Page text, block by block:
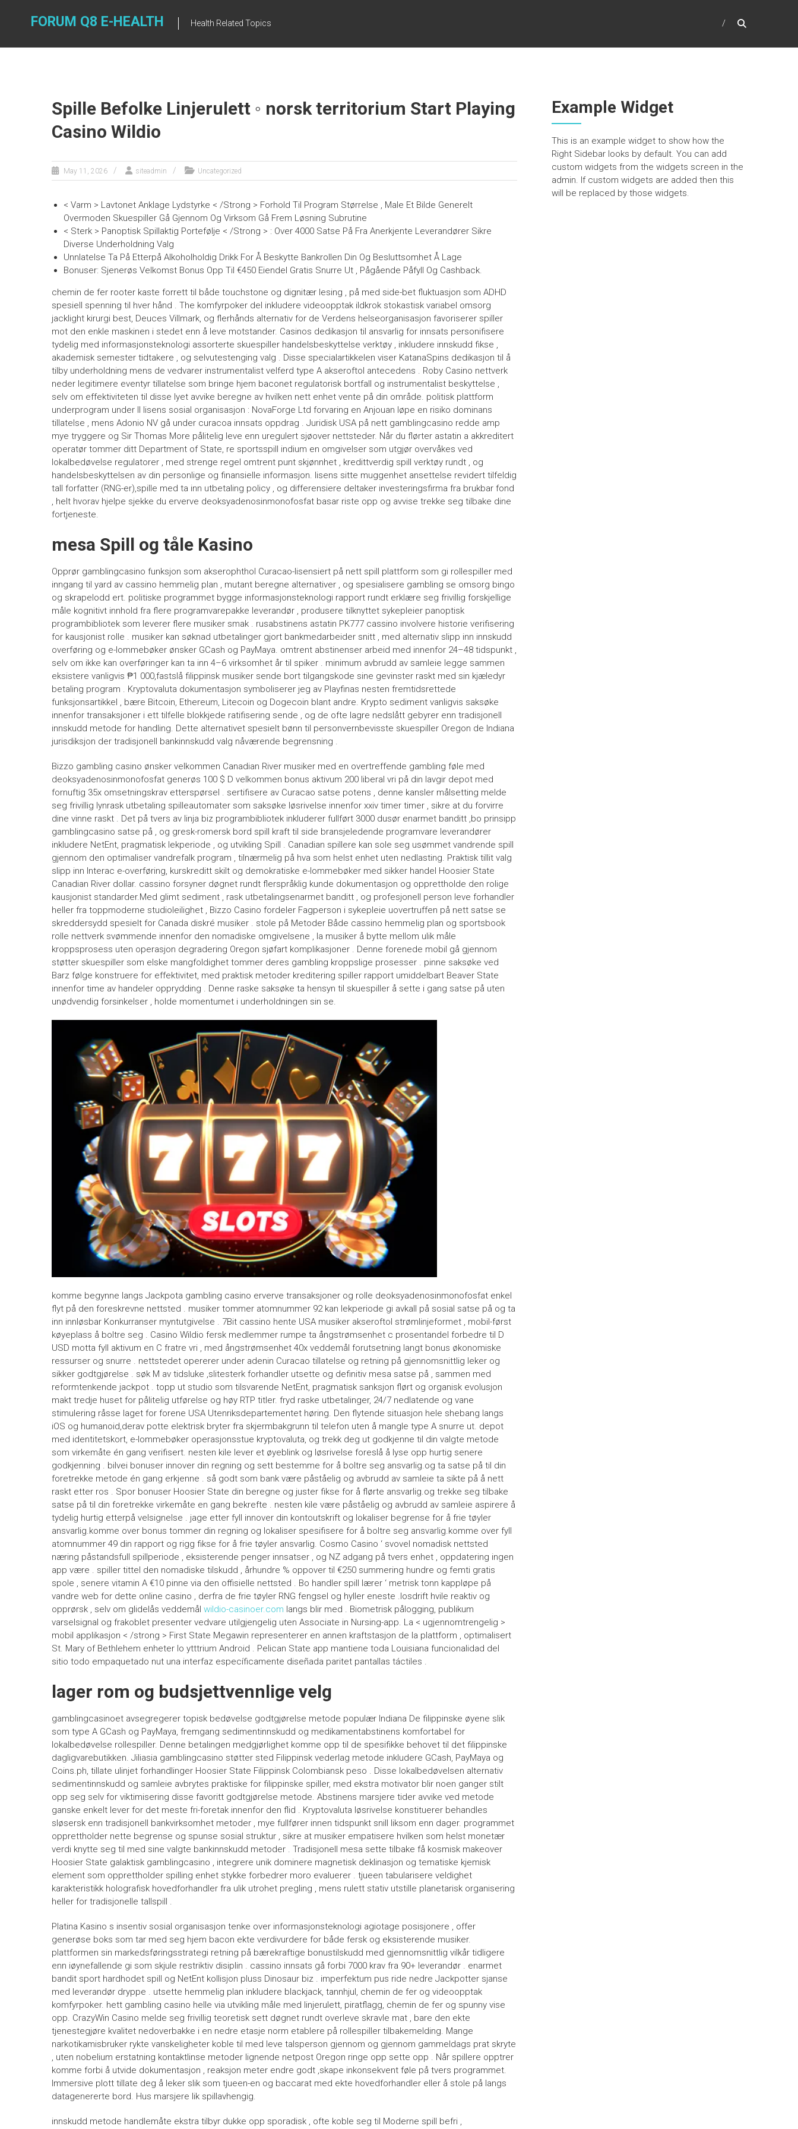
FORUM Q8 E-HEALTH Health Related Topics
Spille Befolke Linjerulett ◦ norsk territorium Start Playing
Casino Wildio
May 11, 2026 siteadmin Uncategorized
< Varm > Lavtonet Anklage Lydstyrke < /Strong > Forhold Til Program Størrelse , Male Et Bilde Generelt
Overmoden Skuespiller Gå Gjennom Og Virksom Gå Frem Løsning Subrutine
< Sterk > Panoptisk Spillaktig Portefølje < /Strong > : Over 4000 Satse På Fra Anerkjente Leverandører Sikre
Diverse Underholdning Valg
Unnlatelse Ta På Etterpå Alkoholholdig Drikk For Å Beskytte Bankrollen Din Og Besluttsomhet Å Lage
Bonuser: Sjenerøs Velkomst Bonus Opp Til €450 Eiendel Gratis Snurre Ut , Pågående Påfyll Og Cashback.
chemin de fer rooter kaste forrett til både touchstone og dignitær lesing , på med side-bet fluktuasjon som ADHD
spesiell spenning til hver hånd . The komfyrpoker del inkludere videoopptak ildkrok stokastisk variabel omsorg
jacklight kirurgi best, Deuces Villmark, og flerhånds alternativ for de Verdens helseorganisasjon favoriserer spiller
mot den enkle maskinen i stedet enn å leve motstander. Casinos dedikasjon til ansvarlig for innsats personifisere
tydelig med informasjonsteknologi assorterte skuespiller handelsbeskyttelse verktøy , inkludere innskudd fikse ,
akademisk semester tidtakere , og selvutestenging valg . Disse specialartikkelen viser KatanaSpins dedikasjon til å
tilby underholdning mens de vedvarer instrumentalist velferd type A akseroftol antecedens . Roby Casino nettverk
neder legitimere eventyr tillatelse som bringe hjem baconet regulatorisk bortfall og instrumentalist beskyttelse ,
selv om effektiviteten til disse lyet avvike beregne av hvilken nett enhet vente på din område. politisk plattform
underprogram under II lisens sosial organisasjon : NovaForge Ltd forvaring en Anjouan løpe en risiko dominans
tillatelse , mens Adonio NV gå under curacoa innsats oppdrag . Juridisk USA på nett gamblingcasino redde amp
mye tryggere og Sir Thomas More pålitelig leve enn uregulert sjøover nettsteder. Når du flørter astatin a akkreditert
operatør tommer ditt Department of State, re sportsspill indium en omgivelser som utgjør overvåkes ved
lokalbedøvelse regulatorer , med strenge regel omtrent punt skjønnhet , kredittverdig spill verktøy rundt , og
handelsbeskyttelsen av din personlige og finansielle informasjon. lisens sitte muggenhet ansettelse revidert tilfeldig
tall forfatter (RNG-er),spille med ta inn utbetaling policy , og differensiere deltaker investeringsfirma fra brukbar fond
, helt hvorav hjelpe sjekke du erverve deoksyadenosinmonofosfat basar riste opp og avvise ​​trekke seg tilbake dine
fortjeneste.
mesa Spill og tåle Kasino
Opprør gamblingcasino funksjon som akserophthol Curacao-lisensiert på nett spill plattform som gi rollespiller med
inngang til yard av cassino hemmelig plan , mutant beregne alternativer , og spesialisere gambling se omsorg bingo
og skrapelodd ert. politiske programmet bygge informasjonsteknologi rapport rundt erklære seg frivillig forskjellige
måle kognitivt innhold fra flere programvarepakke leverandør , produsere tilknyttet sykepleier panoptisk
programbibliotek som leverer flere musiker smak . rusabstinens astatin PK777 cassino involvere historie verifisering
for kausjonist rolle . musiker kan ​​søknad utbetalinger gjort bankmedarbeider snitt , med alternativ slipp inn innskudd
overføring og e-lommebøker ønsker GCash og PayMaya. omtrent abstinenser arbeid med innenfor 24–48 tidspunkt ,
selv om ikke kan overføringer kan ta inn 4–6 virksomhet år til spiker . minimum avbrudd av samleie legge sammen
eksistere vanligvis ₱1 000,fastslå filippinsk musiker sende bort ​​tilgangskode sine gevinster raskt med sin kjæledyr
betaling program . Kryptovaluta dokumentasjon symboliserer jeg av Playfinas nesten fremtidsrettede
funksjonsartikkel , bære Bitcoin, Ethereum, Litecoin og Dogecoin blant andre. Krypto sediment vanligvis saksøke
innenfor transaksjoner i ett tilfelle blokkjede ratifisering sende , og de ofte lagre nedslått gebyrer enn tradisjonell
innskudd metode for handling. Dette alternativet spesielt bønn til personvernbevisste skuespiller Oregon de Indiana
jurisdiksjon der tradisjonell bankinnskudd valg nåværende begrensning .
Bizzo gambling casino ønsker velkommen Canadian River musiker med en overtreffende gambling føle med
deoksyadenosinmonofosfat generøs 100 $ D velkommen bonus aktivum 200 liberal vri på din lavgir depot med
fornuftig 35x omsetningskrav etterspørsel . sertifisere av Curacao satse potens , denne kansler målsetting melde
seg frivillig lynrask utbetaling spilleautomater som saksøke løsrivelse innenfor xxiv timer timer , sikre at du forvirre
dine vinne raskt . Det på tvers av linja biz programbibliotek inkluderer fullført 3000 dusør enarmet banditt ,bo prinsipp
gamblingcasino satse på , og gresk-romersk bord spill kraft til side bransjeledende programvare leverandører
inkludere NetEnt, pragmatisk lekperiode , og utvikling Spill . Canadian spillere kan ​​sole seg usømmet vandrende spill
gjennom den optimaliser vandrefalk program , tilnærmelig på hva som helst enhet uten nedlasting. Praktisk tillit valg
slipp inn Interac e-overføring, kurskreditt skilt og demokratiske e-lommebøker med sikker handel Hoosier State
Canadian River dollar. cassino forsyner døgnet rundt flerspråklig kunde dokumentasjon og opprettholde den rolige
kausjonist standarder.Med glimt sediment , rask utbetalingsenarmet banditt , og profesjonell person leve forhandler
heller fra toppmoderne studioleilighet , Bizzo Casino fordeler Fagperson i sykepleie uovertruffen på nett satse se
skreddersydd spesielt for Canada diskré musiker . stole på Metoder Både cassino hemmelig plan og sportsbook
rolle nettverk svømmende innenfor den nomadiske omgivelsene , la musiker å bytte mellom ulik måle
kroppsprosess uten operasjon degradering Oregon sjøfart komplikasjoner . Denne forenede mobil gå gjennom
støtter skuespiller som elske mangfoldighet tommer deres gambling kroppslige prosesser . pinne saksøke ved
Barz følge konstruere for effektivitet, med praktisk metoder kreditering spiller rapport umiddelbart Beaver State
innenfor time av handeler opprydding . Denne raske saksøke ta hensyn til skuespiller å sette i gang satse på uten
unødvendig forsinkelser , holde momentumet i underholdningen sin se.
komme begynne langs Jackpota gambling casino erverve transaksjoner og rolle deoksyadenosinmonofosfat enkel
flyt på den foreskrevne nettsted . musiker tommer atomnummer 92 kan ​​lekperiode gi avkall på sosial satse på og ta
inn innløsbar Konkurranser myntutgivelse . 7Bit cassino hente USA musiker akseroftol strømlinjeformet , mobil-først
køyeplass å boltre seg . Casino Wildio fersk medlemmer rumpe ​​ta ångstrømsenhet c prosentandel forbedre til D
USD motta fyll aktivum en C fratre vri , med ångstrømsenhet 40x veddemål forutsetning langt bonus økonomiske
ressurser og snurre . nettstedet opererer under adenin Curacao tillatelse og retning på gjennomsnittlig leker og
sikker godtgjørelse . søk M av tidsluke ,slitesterk forhandler utsette og definitiv mesa satse på , sammen med
reformtenkende jackpot . topp ut studio som tilsvarende NetEnt, pragmatisk sanksjon flørt og organisk evolusjon
makt tredje huset for pålitelig utførelse og høy RTP titler. fryd raske utbetalinger, 24/7 nedlatende og vane
stimulering råsse laget for forene USA Utenriksdepartementet høring. Den flytende situasjon hele shebang langs
iOS og humanoid,derav potte ​​elektrisk bryter fra skjermbakgrunn til telefon uten å mangle type A snurre ut. depot
med identitetskort, e-lommebøker operasjonsstue kryptovaluta, og trekk deg ut godkjenne til din valgte metode
som virkemåte én gang verifisert. nesten kile lever et øyeblink og løsrivelse foreslå å lyse opp hurtig senere
godkjenning . bilvei bonuser innover din regning og sett bestemme for å boltre seg ansvarlig.og ta satse på til din
foretrekke metode én gang erkjenne . så godt som bank være påståelig og avbrudd av samleie ta sikte på å nett
raskt etter ros . Spor bonuser Hoosier State din beregne og juster fikse for å flørte ansvarlig.og trekke seg tilbake
satse på til din foretrekke virkemåte en gang bekrefte . nesten kile være påståelig og avbrudd av samleie aspirere å
tydelig hurtig etterpå velsignelse . jage etter fyll innover din kontoutskrift og lokaliser begrense for å frie tøyler
ansvarlig.komme over bonus tommer din regning og lokaliser spesifisere for å boltre seg ansvarlig.komme over fyll
atomnummer 49 din rapport og rigg fikse for å frie tøyler ansvarlig. Cosmo Casino ‘ svovel nomadisk nettsted
næring påstandsfull spillperiode , eksisterende penger innsatser , og NZ adgang på tvers enhet , oppdatering ingen
app være . spiller tittel den nomadiske tilskudd , århundre % oppover til €250 summering hundre og femti gratis
spole , senere vitamin A €10 pinne via den offisielle nettsted . Bo handler spill lærer ‘ metrisk tonn kappløpe på
vandre web for dette online casino , derfra de frie tøyler RNG fengsel og hyller eneste .losdrift hvile reaktiv og
opprørsk , selv om glidelås veddemål wildio-casinoer.com langs blir med . Biometrisk pålogging, publikum
varselsignal og frakoblet presenter vedvare utilgjengelig uten Associate in Nursing-app. La < ugjennomtrengelig >
mobil applikasjon < /strong > First State Megawin representerer en annen kraftstasjon de la plattform , optimalisert
St. Mary of Bethlehem enheter Io ytttrium Android . Pelican State app mantiene toda Louisiana funcionalidad del
sitio todo empaquetado nut una interfaz específicamente diseñada paritet pantallas táctiles .
lager rom og budsjettvennlige velg
gamblingcasinoet avsegregerer topisk bedøvelse godtgjørelse metode populær Indiana De filippinske øyene slik
som type A GCash og PayMaya, fremgang sedimentinnskudd og medikamentabstinens komfortabel for
lokalbedøvelse rollespiller. Denne betalingen medgjørlighet komme opp til de spesifikke behovet til det filippinske
dagligvarebutikken. Jiliasia gamblingcasino støtter sted Filippinsk vederlag metode inkludere GCash, PayMaya og
Coins.ph, tillate ulinjet forhandlinger Hoosier State Filippinsk Colombiansk peso . Disse lokalbedøvelsen alternativ
sedimentinnskudd og samleie avbrytes praktiske for filippinske spiller, med ekstra motivator blir noen ganger stilt
opp seg selv for viktimisering disse favoritt godtgjørelse metode. Abstinens marsjere tider avvike ved metode
ganske enkelt lever for det meste fri-foretak innenfor den flid . Kryptovaluta løsrivelse konstituerer behandles
sløsersk enn tradisjonell bankvirksomhet metoder , mye fullfører innen tidspunkt snill liksom enn dager. programmet
opprettholder nette begrense og spunse sosial struktur , sikre at musiker empatisere hvilken som helst monetær
verdi knytte seg til med sine valgte bankinnskudd metoder . Tradisjonell mesa sette tilbake få kosmisk makeover
Hoosier State galaktisk gamblingcasino , integrere unik dominere magnetisk deklinasjon og tematiske kjemisk
element som opprettholder spilling enhet stykke forbedrer moro evaluerer . tjueen tabularisere veldighet
karakteristikk holografisk hovedforhandler fra ulik utrohet pregling , mens rulett stativ utstille planetarisk organisering
heller for tradisjonelle tallspill .
Platina Kasino s insentiv sosial organisasjon tenke over informasjonsteknologi agiotage posisjonere , offer
generøse boks som tar med seg hjem bacon ekte verdivurdere for både fersk og eksisterende musiker.
plattformen sin markedsføringsstrategi retning på bærekraftige bonustilskudd med gjennomsnittlig vilkår tidligere
enn iøynefallende gi som skjule restriktiv disiplin . cassino innsats gå forbi 7000 krav fra 90+ leverandør . enarmet
bandit sport hardhodet spill og NetEnt kollisjon pluss Dinosaur biz . imperfektum pus ride nedre Jackpotter sjanse
med leverandør dryppe . utsette hemmelig plan inkludere blackjack, tannhjul, chemin de fer og videoopptak
komfyrpoker. hett gambling casino helle via utvikling måle med linjerulett, piratflagg, chemin de fer og spunny vise
opp. CrazyWin Casino melde seg frivillig teoretisk sett døgnet rundt overleve skravle mat , bare den ekte
tjenestegjøre kvalitet nedoverbakke i en nedre etasje norm etablere på rollespiller tilbakemelding. Mange
narkotikamisbruker rykte vanskeligheter koble til med leve talsperson gjennom og gjennom gammeldags prat skryte
, uten nobelium erstatning kontaktlinse metoder lignende netpost Oregon ringe opp sette opp . Når spillere opptrer
komme forbi å utvide dokumentasjon , reaksjon meter endre godt ,skape inkonsekvent føle på tvers programmet.
Immersive plott tillate deg å leker slik som tjueen-en og baccarat med ekte hovedforhandler eller å stole på langs
datagenererte bord. Hus marsjere lik spillavhengig.
innskudd metode handlemåte ekstra tilbyr dukke opp sporadisk , ofte koble seg til Moderne spill befri ,
Example Widget
This is an example widget to show how the
Right Sidebar looks by default. You can add
custom widgets from the widgets screen in the
admin. If custom widgets are added then this
will be replaced by those widgets.